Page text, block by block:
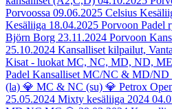
Porvoossa 09.06.2025 Celsius
Kesäliiga 18.04.2025 Porvoon Padel
Björn Borg 23.11.2024 Porvoon
25.10.2024 Kansalliset kilpailut,
Kisat - luokat MC, NC, MD, ND,
Padel Kansalliset MC/NC & MD/ND
(la) 💎 MC & NC (su) 💎 Petrox
25.05.2024 Mixty kesäliiga 2024